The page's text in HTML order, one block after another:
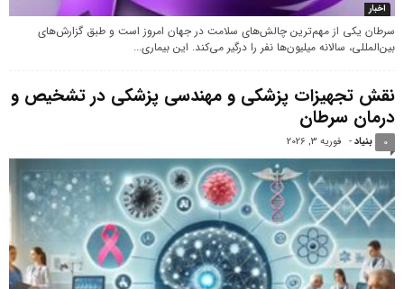
اخبار
سرطان یکی از مهم‌ترین چالش‌های سلامت در جهان امروز است و طبق گزارش‌های
بین‌المللی، سالانه میلیون‌ها نفر را درگیر می‌کند. این بیماری...
نقش تجهیزات پزشکی و مهندسی پزشکی در تشخیص و
درمان سرطان
بنیاد- فوریه 3, 2026 0